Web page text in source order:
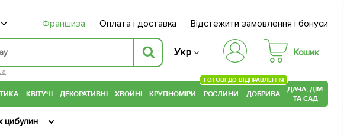
Франшиза Оплата і доставка Відстежити замовлення і бонуси
Укр Кошик
КВІТУЧІ ДЕКОРАТИВНІ ХВОЙНІ КРУПНОМІРИ РОСЛИНИ
ГОТОВІ ДО ВІДПРАВЛЕННЯ
ДОБРИВА
ДАЧА, ДІМ
ТА САД
цибулин